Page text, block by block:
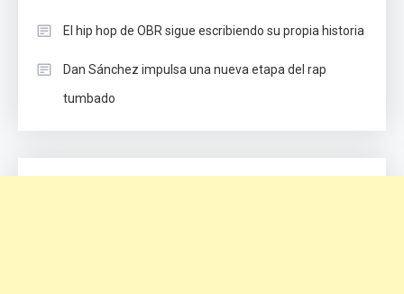
El hip hop de OBR sigue escribiendo su propia historia
Dan Sánchez impulsa una nueva etapa del rap
tumbado